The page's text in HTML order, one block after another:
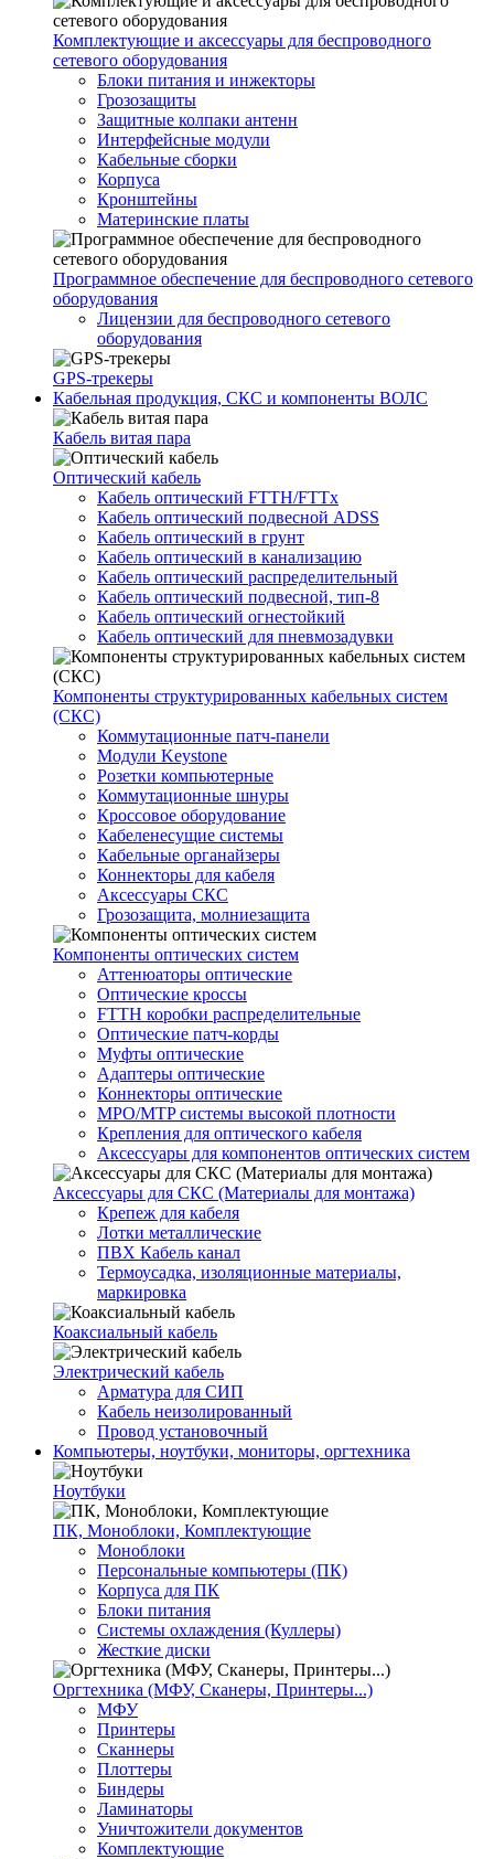
Комплектующие и аксессуары для беспроводного
сетевого оборудования
Блоки питания и инжекторы
Грозозащиты
Защитные колпаки антенн
Интерфейсные модули
Кабельные сборки
Корпуса
Кронштейны
Материнские платы
Программное обеспечение для беспроводного сетевого
оборудования
Лицензии для беспроводного сетевого
оборудования
GPS-трекеры
Кабельная продукция, СКС и компоненты ВОЛС
Кабель витая пара
Оптический кабель
Кабель оптический FTTH/FTTx
Кабель оптический подвесной ADSS
Кабель оптический в грунт
Кабель оптический в канализацию
Кабель оптический распределительный
Кабель оптический подвесной, тип-8
Кабель оптический огнестойкий
Кабель оптический для пневмозадувки
Компоненты структурированных кабельных систем
(СКС)
Коммутационные патч-панели
Модули Keystone
Розетки компьютерные
Коммутационные шнуры
Кроссовое оборудование
Кабеленесущие системы
Кабельные органайзеры
Коннекторы для кабеля
Аксессуары СКС
Грозозащита, молниезащита
Компоненты оптических систем
Аттенюаторы оптические
Оптические кроссы
FTTH коробки распределительные
Оптические патч-корды
Муфты оптические
Адаптеры оптические
Коннекторы оптические
MPO/MTP системы высокой плотности
Крепления для оптического кабеля
Аксессуары для компонентов оптических систем
Аксессуары для СКС (Материалы для монтажа)
Крепеж для кабеля
Лотки металлические
ПВХ Кабель канал
Термоусадка, изоляционные материалы,
маркировка
Коаксиальный кабель
Электрический кабель
Арматура для СИП
Кабель неизолированный
Провод установочный
Компьютеры, ноутбуки, мониторы, оргтехника
Ноутбуки
ПК, Моноблоки, Комплектующие
Моноблоки
Персональные компьютеры (ПК)
Корпуса для ПК
Блоки питания
Системы охлаждения (Куллеры)
Жесткие диски
Оргтехника (МФУ, Сканеры, Принтеры...)
МФУ
Принтеры
Сканнеры
Плоттеры
Биндеры
Ламинаторы
Уничтожители документов
Комплектующие